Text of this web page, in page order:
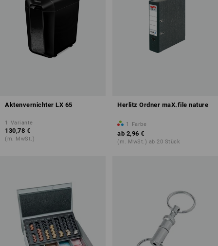
Aktenvernichter LX 65
1 Variante
130,78 €
(m. MwSt.)
Herlitz Ordner maX.file nature
1 Farbe
ab 2,96 €
(m. MwSt.) ab 20 Stück